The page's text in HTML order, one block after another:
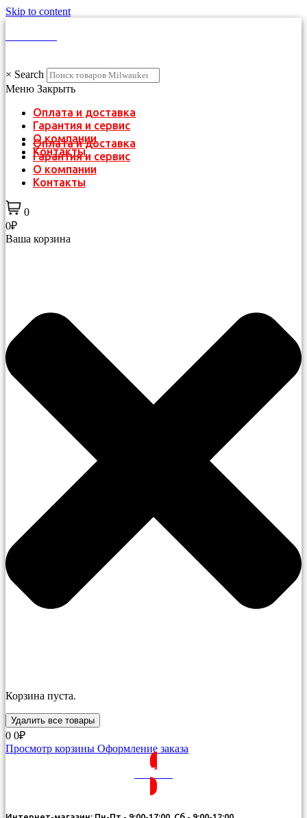
Skip to content
× Search
Меню Закрыть
Оплата и доставка
Гарантия и сервис
О компании
Контакты
Оплата и доставка
Гарантия и сервис
О компании
Контакты
0
0₽
Ваша корзина
Корзина пуста.
Удалить все товары
0 0₽
Просмотр корзины Оформление заказа
ВОЙТИ